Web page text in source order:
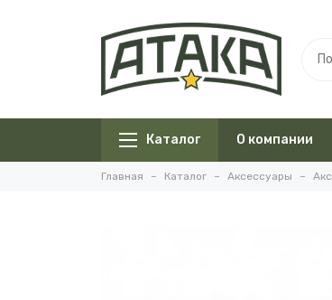
Каталог О компании
Главная Каталог Аксессуары